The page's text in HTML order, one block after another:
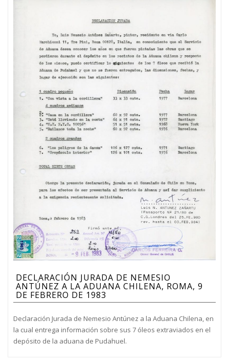
DECLARACIÓN JURADA DE NEMESIO
ANTÚNEZ A LA ADUANA CHILENA, ROMA, 9
DE FEBRERO DE 1983
Declaración Jurada de Nemesio Antúnez a la Aduana Chilena, en
la cual entrega información sobre sus 7 óleos extraviados en el
depósito de la aduana de Pudahuel.